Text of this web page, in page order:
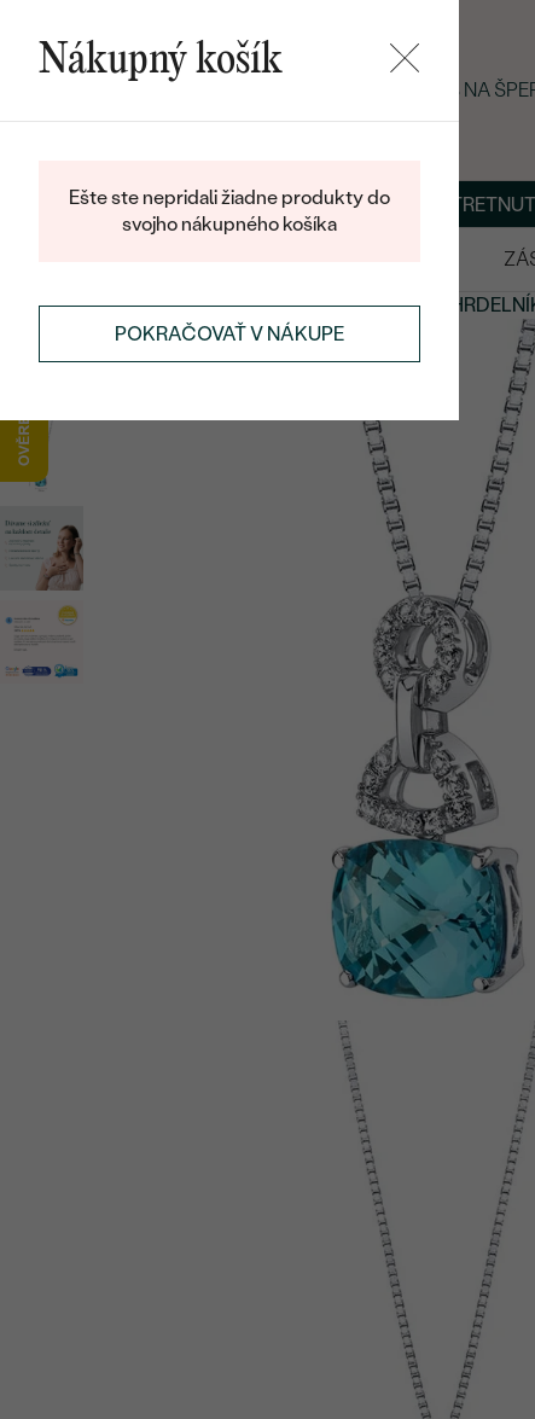
LETNÝ BLACK FRIDAY: −25 % NA
BLOGŠPERKY NA MIERU DOHODNÚŤ
PRÍVESKY A NÁHRDELNÍKYZLATÉ PRÍVESKY A
Nákupný košík
Ešte ste nepridali žiadne produkty do
svojho nákupného košíka
POKRAČOVAŤ V NÁKUPE